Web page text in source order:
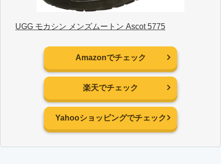
UGG モカシン メンズムートン Ascot 5775
Amazonでチェック
楽天でチェック
Yahooショッピングでチェック